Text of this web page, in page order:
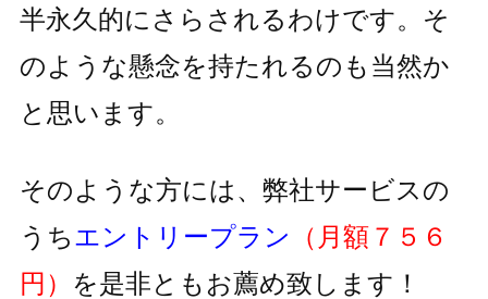
半永久的にさらされるわけです。そ
のような懸念を持たれるのも 当然か
と思います。
そのような方には、弊社サービスの
うちエントリープラン
（月額７５６
円） を是非ともお薦め致します！